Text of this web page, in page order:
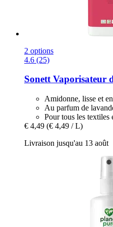
2 options
4.6 (25)
SonettVaporisateur
Amidonne, lisse et
Au parfum de
Pour tous les textiles
€ 4,49 (€ 4,49 / L)
Livraison jusqu'au 13 août